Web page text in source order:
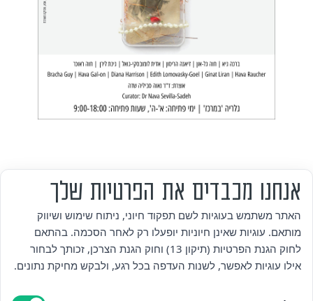
אזור אישי
מדיניות פרטיות
אנחנו מכבדים את הפרטיות שלך
האתר משתמש בעוגיות לשם תפקוד חיוני, ניתוח שימוש ושיווק
מותאם. עוגיות שאינן חיוניות יופעלו רק לאחר הסכמה. בהתאם
לחוק הגנת הפרטיות (תיקון 13) וחוק הגנת הצרכן, זכותך לבחור
אילו עוגיות לאפשר, לשנות העדפה בכל רגע, ולבקש מחיקת נתונים.